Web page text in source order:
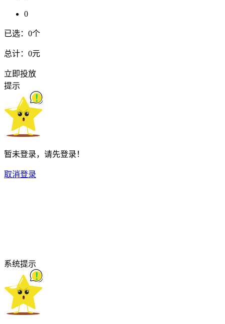
0
已选： 0个
总计： 0元
立即投放
提示
暂未登录，请先登录！
取消登录
系统提示